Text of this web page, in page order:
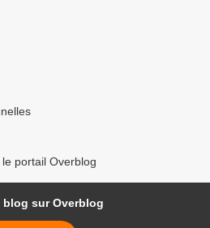
portail Overblog
blog sur Overblog